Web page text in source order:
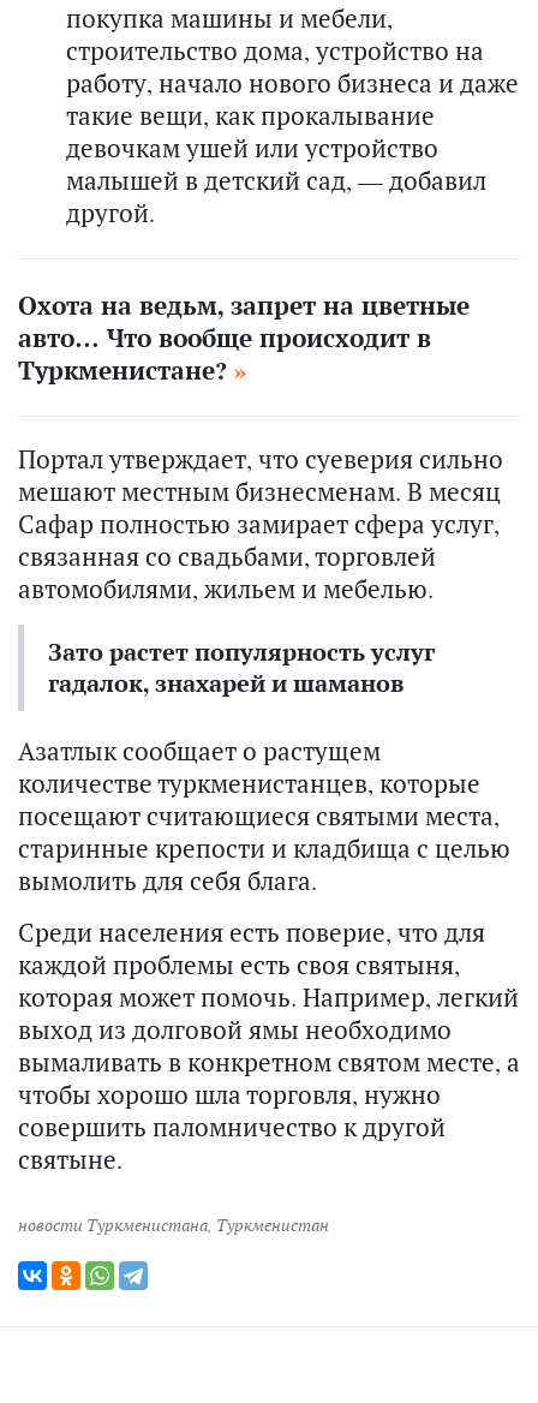
покупка машины и мебели,
строительство дома, устройство на
работу, начало нового бизнеса и даже
такие вещи, как прокалывание
девочкам ушей или устройство
малышей в детский сад, — добавил
другой.
Охота на ведьм, запрет на цветные
авто… Что вообще происходит в
Туркменистане?
Портал утверждает, что суеверия сильно
мешают местным бизнесменам. В месяц
Сафар полностью замирает сфера услуг,
связанная со свадьбами, торговлей
автомобилями, жильем и мебелью.
Зато растет популярность услуг
гадалок, знахарей и шаманов
Азатлык сообщает о растущем
количестве туркменистанцев, которые
посещают считающиеся святыми места,
старинные крепости и кладбища с целью
вымолить для себя блага.
Среди населения есть поверие, что для
каждой проблемы есть своя святыня,
которая может помочь. Например, легкий
выход из долговой ямы необходимо
вымаливать в конкретном святом месте, а
чтобы хорошо шла торговля, нужно
совершить паломничество к другой
святыне.
новости Туркменистана, Туркменистан